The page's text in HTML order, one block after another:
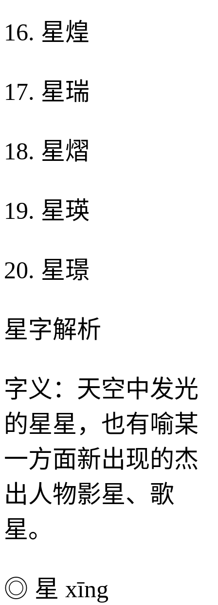
16. 星煌
17. 星瑞
18. 星熠
19. 星瑛
20. 星璟
星字解析
字义：天空中发光
的星星，也有喻某
一方面新出现的杰
出人物影星、歌
星。
◎ 星 xīng